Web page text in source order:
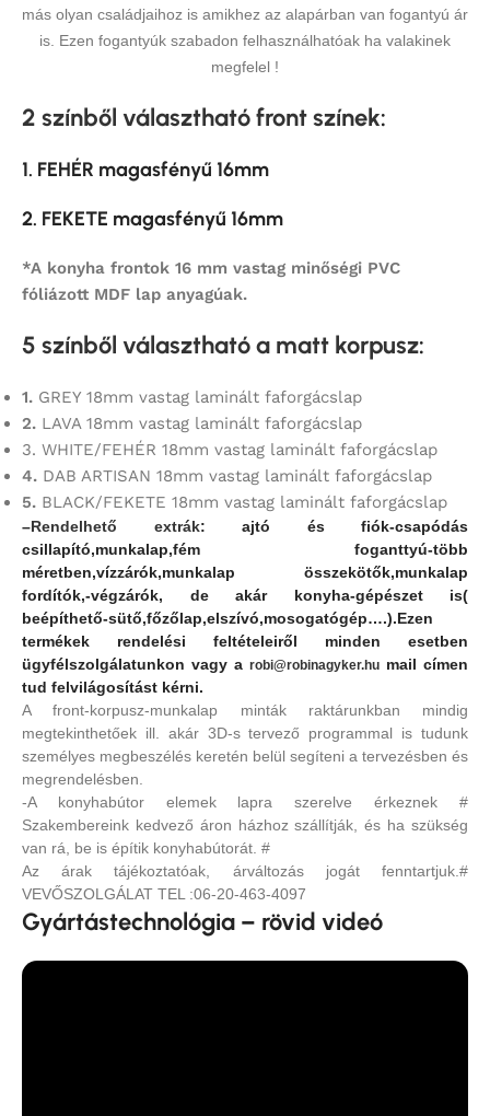
más olyan családjaihoz is amikhez az alapárban van fogantyú ár
is. Ezen fogantyúk szabadon felhasználhatóak ha valakinek
megfelel !
2 színből választható front színek:
1. FEHÉR magasfényű 16mm
2. FEKETE magasfényű 16mm
*A konyha frontok 16 mm vastag minőségi PVC
fóliázott MDF lap anyagúak.
5 színből választható a matt korpusz:
1. GREY 18mm vastag laminált faforgácslap
2. LAVA 18mm vastag laminált faforgácslap
3. WHITE/FEHÉR 18mm vastag laminált faforgácslap
4. DAB ARTISAN 18mm vastag laminált faforgácslap
5. BLACK/FEKETE 18mm vastag laminált faforgácslap
–Rendelhető extrák: ajtó és fiók-csapódás
csillapító,munkalap,fém foganttyú-több
méretben,vízzárók,munkalap összekötők,munkalap
fordítók,-végzárók, de akár konyha-gépészet is(
beépíthető-sütő,főzőlap,elszívó,mosogatógép….).Ezen
termékek rendelési feltételeiről minden esetben
ügyfélszolgálatunkon vagy a robi@robinagyker.hu mail címen
tud felvilágosítást kérni.
A front-korpusz-munkalap minták raktárunkban mindig
megtekinthetőek ill. akár 3D-s tervező programmal is tudunk
személyes megbeszélés keretén belül segíteni a tervezésben és
megrendelésben.
-A konyhabútor elemek lapra szerelve érkeznek #
Szakembereink kedvező áron házhoz szállítják, és ha szükség
van rá, be is építik konyhabútorát. #
Az árak tájékoztatóak, árváltozás jogát fenntartjuk.#
VEVŐSZOLGÁLAT TEL :06-20-463-4097
Gyártástechnológia – rövid videó